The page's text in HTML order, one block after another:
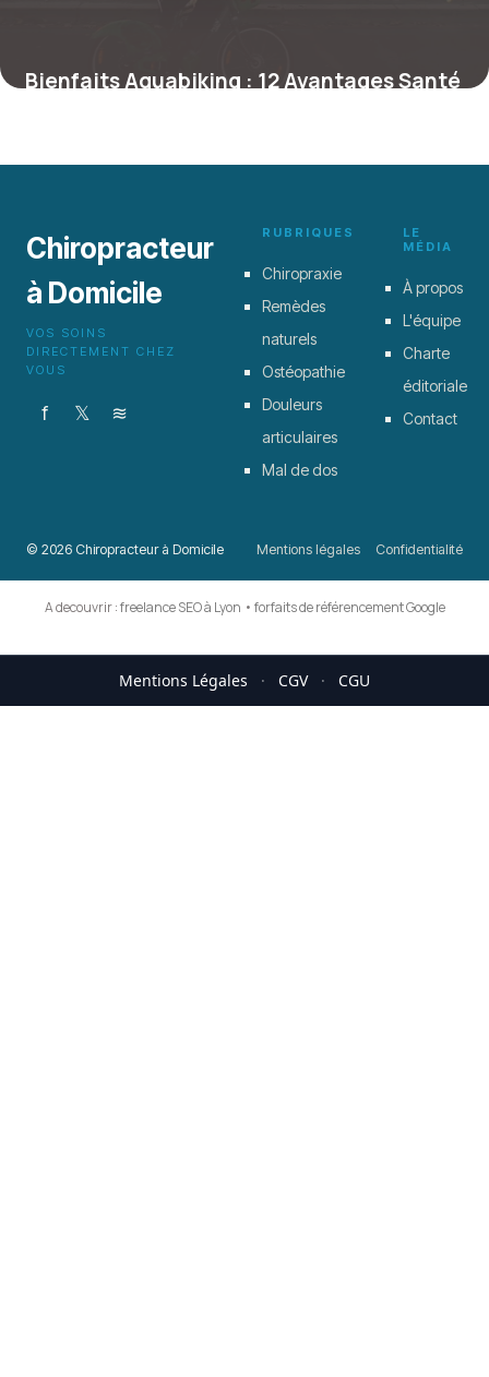
Bienfaits Aquabiking : 12 Avantages Santé
Chiropracteur
à Domicile
VOS SOINS
DIRECTEMENT CHEZ
VOUS
f 𝕏 ≋
RUBRIQUES
Chiropraxie
Remèdes
naturels
Ostéopathie
Douleurs
articulaires
Mal de dos
LE
MÉDIA
À propos
L'équipe
Charte
éditoriale
Contact
© 2026 Chiropracteur à Domicile Mentions légales Confidentialité
A decouvrir :freelance SEO à Lyon • forfaits de référencement Google
Mentions Légales · CGV · CGU